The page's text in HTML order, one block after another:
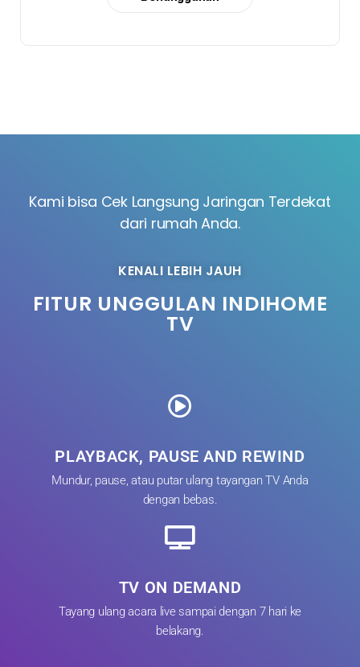
Kami bisa Cek Langsung Jaringan Terdekat
dari rumah Anda.
KENALI LEBIH JAUH
FITUR UNGGULAN INDIHOME
TV
PLAYBACK, PAUSE AND REWIND
Mundur, pause, atau putar ulang tayangan TV Anda
dengan bebas.
TV ON DEMAND
Tayang ulang acara live sampai dengan 7 hari ke
belakang.